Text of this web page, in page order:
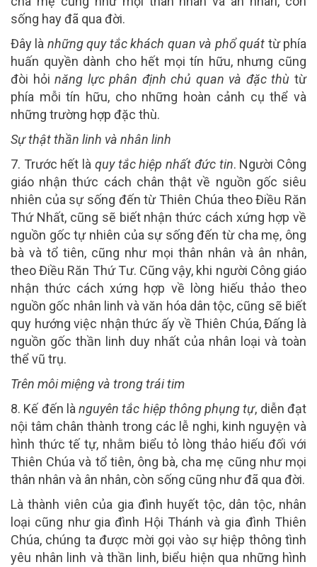
sống hay đã qua đời.
Đây là những quy tắc khách quan và phổ quát từ phía
huấn quyền dành cho hết mọi tín hữu, nhưng cũng
đòi hỏinăng lực phân định chủ quan và đặc thù từ
phía mỗi tín hữu, cho những hoàn cảnh cụ thể và
những trường hợp đặc thù.
Sự thật thần linh và nhân linh
7. Trước hết là quy tắc hiệp nhất đức tin. Người Công
giáo nhận thức cách chân thật về nguồn gốc siêu
nhiên của sự sống đến từ Thiên Chúa theo Điều Răn
Thứ Nhất, cũng sẽ biết nhận thức cách xứng hợp về
nguồn gốc tự nhiên của sự sống đến từ cha mẹ, ông
bà và tổ tiên, cũng như mọi thân nhân và ân nhân,
theo Điều Răn Thứ Tư. Cũng vậy, khi người Công giáo
nhận thức cách xứng hợp về lòng hiếu thảo theo
nguồn gốc nhân linh và văn hóa dân tộc, cũng sẽ biết
quy hướng việc nhận thức ấy về Thiên Chúa, Đấng là
nguồn gốc thần linh duy nhất của nhân loại và toàn
thể vũ trụ.
Trên môi miệng và trong trái tim
8. Kế đến lànguyên tắc hiệp thông phụng tự, diễn đạt
nội tâm chân thành trong các lễ nghi, kinh nguyện và
hình thức tế tự, nhằm biểu tỏ lòng thảo hiếu đối với
Thiên Chúa và tổ tiên, ông bà, cha mẹ cũng như mọi
thân nhân và ân nhân, còn sống cũng như đã qua đời.
Là thành viên của gia đình huyết tộc, dân tộc, nhân
loại cũng như gia đình Hội Thánh và gia đình Thiên
Chúa, chúng ta được mời gọi vào sự hiệp thông tình
yêu nhân linh và thần linh, biểu hiện qua những hình